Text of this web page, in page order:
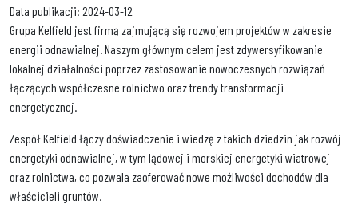
Data publikacji: 2024-03-12
Grupa Kelfield jest firmą zajmującą się rozwojem projektów w zakresie
energii odnawialnej. Naszym głównym celem jest zdywersyfikowanie
lokalnej działalności poprzez zastosowanie nowoczesnych rozwiązań
łączących współczesne rolnictwo oraz trendy transformacji
energetycznej.
Zespół Kelfield łączy doświadczenie i wiedzę z takich dziedzin jak rozwój
energetyki odnawialnej, w tym lądowej i morskiej energetyki wiatrowej
oraz rolnictwa, co pozwala zaoferować nowe możliwości dochodów dla
właścicieli gruntów.